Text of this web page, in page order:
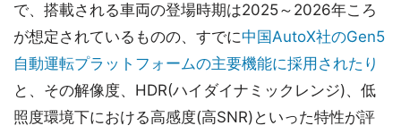
で、搭載される車両の登場時期は2025～2026年ころ
が想定されているものの、すでに中国AutoX社のGen5
自動運転プラットフォームの主要機能に採用されたり
と、その解像度、HDR(ハイダイナミックレンジ)、低
照度環境下における高感度(高SNR)といった特性が評